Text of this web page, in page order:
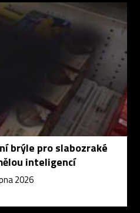
brýle pro slabozraké
inteligencí
2026